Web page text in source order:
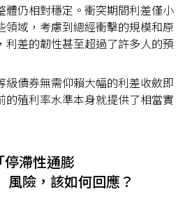
體仍相對穩定。衝突期間利差僅小
領域，考慮到總經衝擊的規模和原
利差的韌性甚至超過了許多人的預
級債券無需仰賴大幅的利差收斂即
的殖利率水準本身就提供了相當實
滯性通膨
風險，該如何回應？